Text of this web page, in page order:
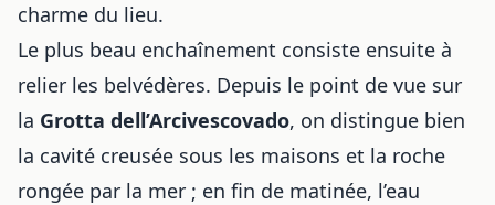
charme du lieu.
Le plus beau enchaînement consiste ensuite à
relier les belvédères. Depuis le point de vue sur
la Grotta dell’Arcivescovado, on distingue bien
la cavité creusée sous les maisons et la roche
rongée par la mer ; en fin de matinée, l’eau